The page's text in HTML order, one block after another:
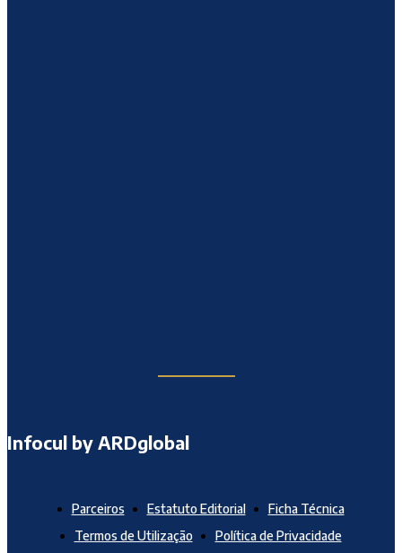
Infocul by ARDglobal
Parceiros Estatuto Editorial
Ficha Técnica
Termos de Utilização
Política de Privacidade